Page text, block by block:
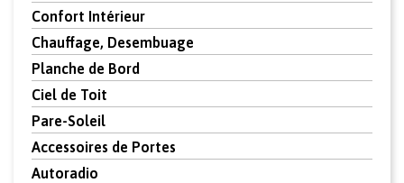
Confort Intérieur
Chauffage, Desembuage
Planche de Bord
Ciel de Toit
Pare-Soleil
Accessoires de Portes
Autoradio